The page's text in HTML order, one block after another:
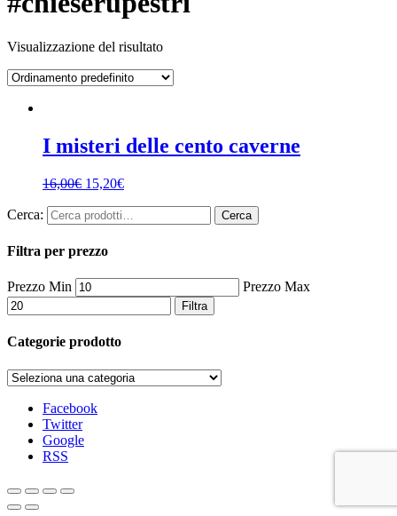
Visualizzazione del risultato
I misteri delle cento caverne
16,00€ 15,20€
Cerca: Cerca
Filtra per prezzo
Prezzo Min Prezzo Max
Filtra
Categorie prodotto
Facebook
Twitter
Google
RSS